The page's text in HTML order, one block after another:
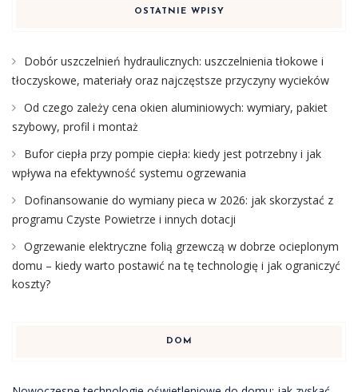
OSTATNIE WPISY
Dobór uszczelnień hydraulicznych: uszczelnienia tłokowe i
tłoczyskowe, materiały oraz najczęstsze przyczyny wycieków
Od czego zależy cena okien aluminiowych: wymiary, pakiet
szybowy, profil i montaż
Bufor ciepła przy pompie ciepła: kiedy jest potrzebny i jak
wpływa na efektywność systemu ogrzewania
Dofinansowanie do wymiany pieca w 2026: jak skorzystać z
programu Czyste Powietrze i innych dotacji
Ogrzewanie elektryczne folią grzewczą w dobrze ocieplonym
domu – kiedy warto postawić na tę technologię i jak ograniczyć
koszty?
DOM